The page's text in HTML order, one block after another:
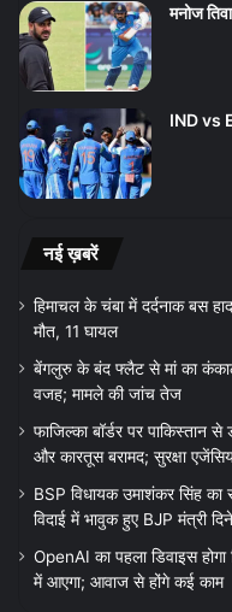
मनोज
IND vs
नई ख़बरें
हिमाचल के चंबा में दर्दनाक बस
मौत, 11 घायल
बेंगलुरु के बंद फ्लैट से मां का
वजह; मामले की जांच तेज
फाजिल्का बॉर्डर पर पाकिस्तान
और कारतूस बरामद; सुरक्षा
BSP विधायक उमाशंकर सिंह का
विदाई में भावुक हुए BJP मंत्री
OpenAI का पहला डिवाइस
में आएगा; आवाज से होंगे कई काम